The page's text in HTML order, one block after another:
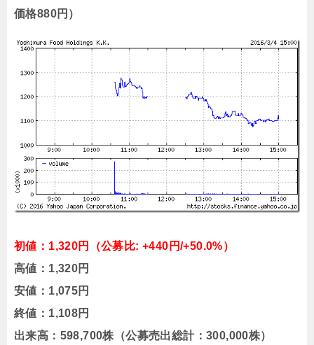
価格880円）
初値：1,320円（公募比: +440円/+50.0%）
高値：1,320円
安値：1,075円
終値：1,108円
出来高：598,700株（公募売出総計：300,000株）